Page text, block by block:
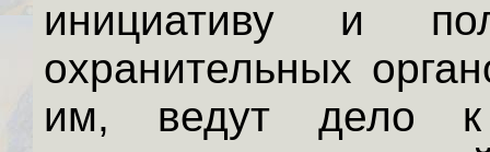
инициативу и
охранительных
им, ведут дело к